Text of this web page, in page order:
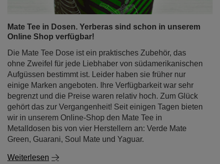
Mate Tee in Dosen. Yerberas sind schon in unserem
Online Shop verfügbar!
Die Mate Tee Dose ist ein praktisches Zubehör, das
ohne Zweifel für jede Liebhaber von südamerikanischen
Aufgüssen bestimmt ist. Leider haben sie früher nur
einige Marken angeboten. Ihre Verfügbarkeit war sehr
begrenzt und die Preise waren relativ hoch. Zum Glück
gehört das zur Vergangenheit! Seit einigen Tagen bieten
wir in unserem Online-Shop den Mate Tee in
Metalldosen bis von vier Herstellern an: Verde Mate
Green, Guarani, Soul Mate und Yaguar.
Weiterlesen